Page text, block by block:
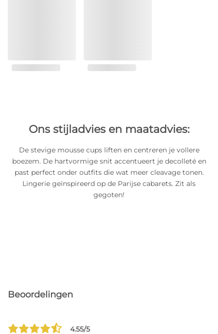
Ons stijladvies en maatadvies:
De stevige mousse cups liften en centreren je vollere
boezem. De hartvormige snit accentueert je decolleté en
past perfect onder outfits die wat meer cleavage tonen.
Lingerie geïnspireerd op de Parijse cabarets. Zit als
gegoten!
Beoordelingen
4.55/5